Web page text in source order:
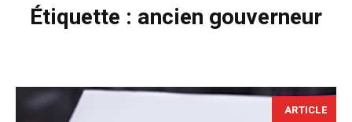
Étiquette : ancien gouverneur
ARTICLE